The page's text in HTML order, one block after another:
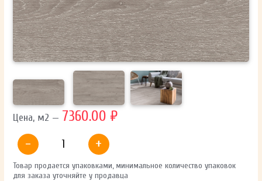
ОТПРАВИТЬ
Ваши данные не будут переданы третьим лицам
Цена, м2 — 7360.00 ₽
-
+
Товар продается упаковками, минимальное количество упаковок
для заказа уточняйте у продавца